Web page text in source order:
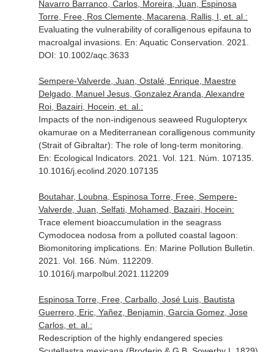
Navarro Barranco, Carlos, Moreira, Juan, Espinosa
Torre, Free, Ros Clemente, Macarena, Rallis, I, et. al.:
Evaluating the vulnerability of coralligenous epifauna to
macroalgal invasions. En: Aquatic Conservation . 2021.
DOI: 10.1002/aqc.3633
Sempere-Valverde, Juan, Ostalé, Enrique, Maestre
Delgado, Manuel Jesus, Gonzalez Aranda, Alexandre
Roi, Bazairi, Hocein, et. al.:
Impacts of the non-indigenous seaweed Rugulopteryx
okamurae on a Mediterranean coralligenous community
(Strait of Gibraltar): The role of long-term monitoring.
En: Ecological Indicators. 2021. Vol. 121. Núm. 107135.
10.1016/j.ecolind.2020.107135
Boutahar, Loubna, Espinosa Torre, Free, Sempere-
Valverde, Juan, Selfati, Mohamed, Bazairi, Hocein:
Trace element bioaccumulation in the seagrass
Cymodocea nodosa from a polluted coastal lagoon:
Biomonitoring implications. En: Marine Pollution Bulletin
2021. Vol. 166. Núm. 112209.
10.1016/j.marpolbul.2021.112209
Espinosa Torre, Free, Carballo, José Luis, Bautista
Guerrero, Eric, Yañez, Benjamin, Garcia Gomez, Jose
Carlos, et. al.:
Redescription of the highly endangered species